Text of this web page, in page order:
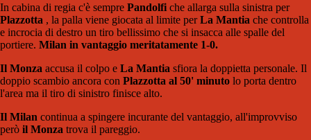
In cabina di regia c'è sempre Pandolfiche allarga sulla sinistra per
Plazzotta , la palla viene giocata al limite perLa Mantia che controlla
e incrocia di destro un tiro bellissimo che si insacca alle spalle del
portiere. Milan in vantaggio meritatamente 1-0.
Il Monza accusa il colpo e La Mantia sfiora la doppietta personale. Il
doppio scambio ancora con Plazzotta al 50' minuto lo porta dentro
l'area ma il tiro di sinistro finisce alto.
Il Milan continua a spingere incurante del vantaggio, all'improvviso
però il Monza trova il pareggio.